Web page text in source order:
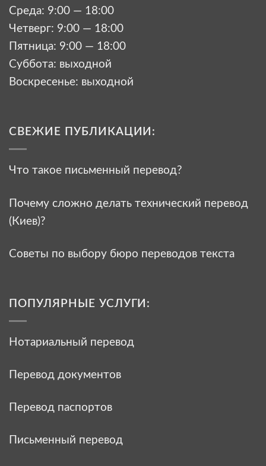
Среда: 9:00 — 18:00
Четверг: 9:00 — 18:00
Пятница: 9:00 — 18:00
Суббота: выходной
Воскресенье: выходной
СВЕЖИЕ ПУБЛИКАЦИИ:
Что такое письменный перевод?
Почему сложно делать технический перевод
(Киев)?
Советы по выбору бюро переводов текста
ПОПУЛЯРНЫЕ УСЛУГИ:
Нотариальный перевод
Перевод документов
Перевод паспортов
Письменный перевод